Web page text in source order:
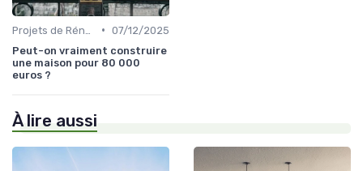
• 07/12/2025
Peut-on vraiment construire
une maison pour 80 000
euros ?
À lire aussi